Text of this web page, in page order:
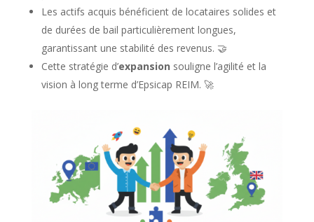
Les actifs acquis bénéficient de locataires solides et
de durées de bail particulièrement longues,
garantissant une stabilité des revenus. 🤝
Cette stratégie d’expansion souligne l’agilité et la
vision à long terme d’Epsicap REIM. 🚀